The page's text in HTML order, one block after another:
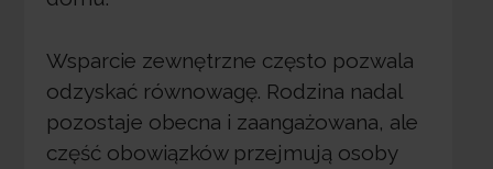
Wsparcie zewnętrzne często pozwala
odzyskać równowagę. Rodzina nadal
pozostaje obecna i zaangażowana, ale
część obowiązków przejmują osoby